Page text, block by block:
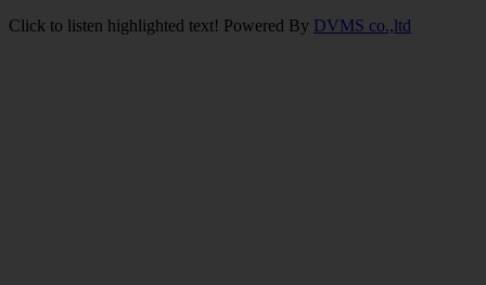
Click to listen highlighted text! Powered By DVMS co.,ltd